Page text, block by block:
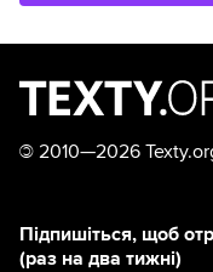
© 2010—2026
Підпишіться, щоб
(раз на два тижні)